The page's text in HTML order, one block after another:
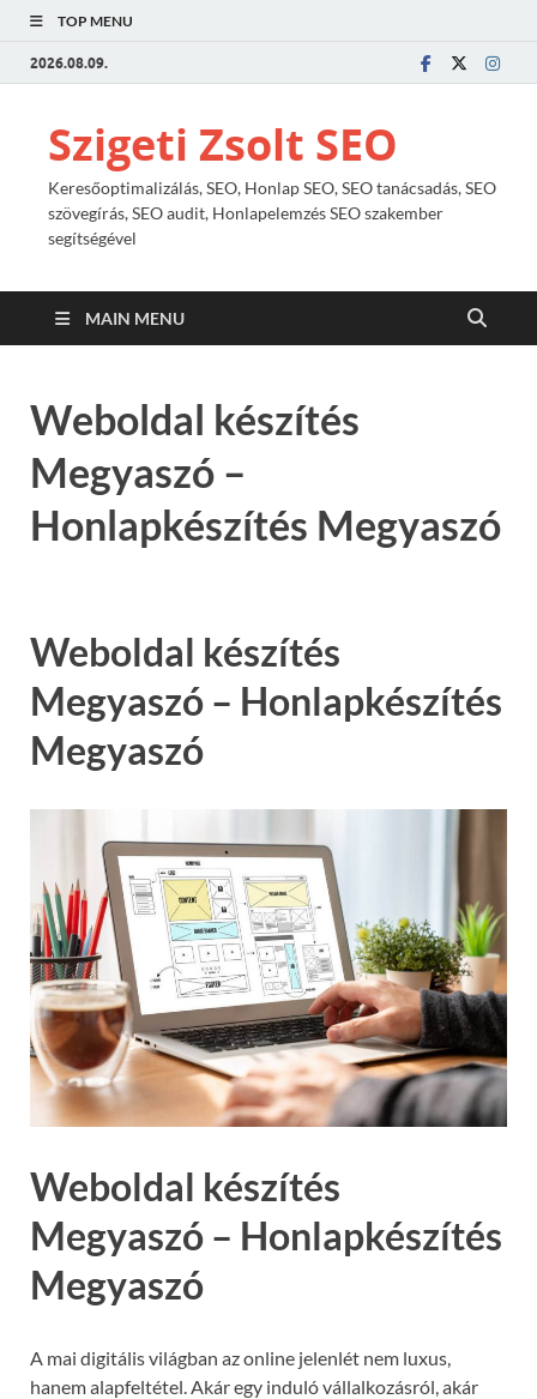
TOP MENU
2026.08.09.
Szigeti Zsolt SEO
Keresőoptimalizálás, SEO, Honlap SEO, SEO tanácsadás, SEO
szövegírás, SEO audit, Honlapelemzés SEO szakember
segítségével
MAIN MENU
Weboldal készítés
Megyaszó –
Honlapkészítés Megyaszó
Weboldal készítés
Megyaszó – Honlapkészítés
Megyaszó
Weboldal készítés
Megyaszó – Honlapkészítés
Megyaszó
A mai digitális világban az online jelenlét nem luxus,
hanem alapfeltétel. Akár egy induló vállalkozásról, akár